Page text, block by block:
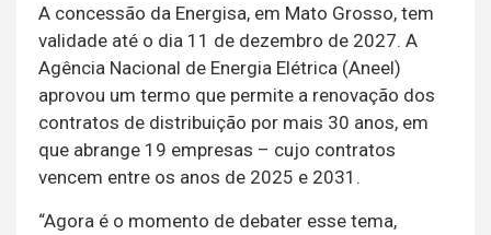
A concessão da Energisa, em Mato Grosso, tem
validade até o dia 11 de dezembro de 2027. A
Agência Nacional de Energia Elétrica (Aneel)
aprovou um termo que permite a renovação dos
contratos de distribuição por mais 30 anos, em
que abrange 19 empresas – cujo contratos
vencem entre os anos de 2025 e 2031.
“Agora é o momento de debater esse tema,